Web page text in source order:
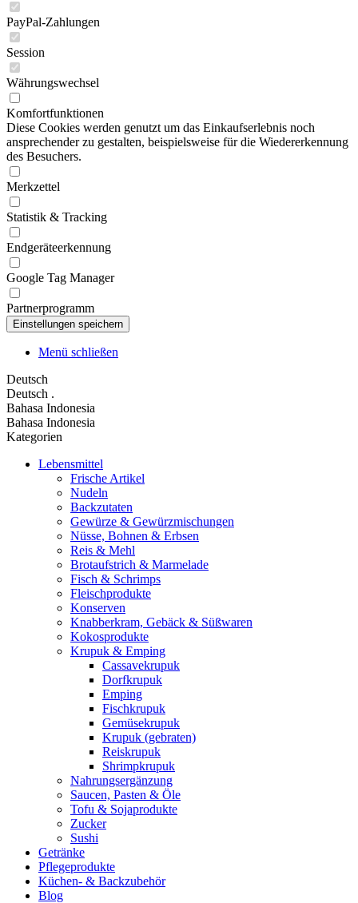
PayPal-Zahlungen
Session
Währungswechsel
Komfortfunktionen
Diese Cookies werden genutzt um das Einkaufserlebnis noch
ansprechender zu gestalten, beispielsweise für die Wiedererkennung
des Besuchers.
Merkzettel
Statistik & Tracking
Endgeräteerkennung
Google Tag Manager
Partnerprogramm
Menü schließen
Deutsch
Deutsch .
Bahasa Indonesia
Bahasa Indonesia
Kategorien
Lebensmittel
Frische Artikel
Nudeln
Backzutaten
Gewürze & Gewürzmischungen
Nüsse, Bohnen & Erbsen
Reis & Mehl
Brotaufstrich & Marmelade
Fisch & Schrimps
Fleischprodukte
Konserven
Knabberkram, Gebäck & Süßwaren
Kokosprodukte
Krupuk & Emping
Cassavekrupuk
Dorfkrupuk
Emping
Fischkrupuk
Gemüsekrupuk
Krupuk (gebraten)
Reiskrupuk
Shrimpkrupuk
Nahrungsergänzung
Saucen, Pasten & Öle
Tofu & Sojaprodukte
Zucker
Sushi
Getränke
Pflegeprodukte
Küchen- & Backzubehör
Blog